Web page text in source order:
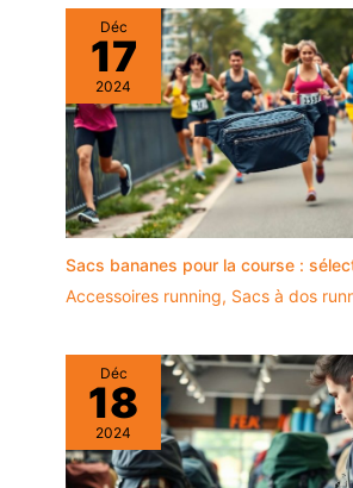
forte
rentable.
que
même
cadeau
Déc
17
2024
Sacs bananes pour la course :
Accessoires running, Sacs à dos
Déc
18
2024